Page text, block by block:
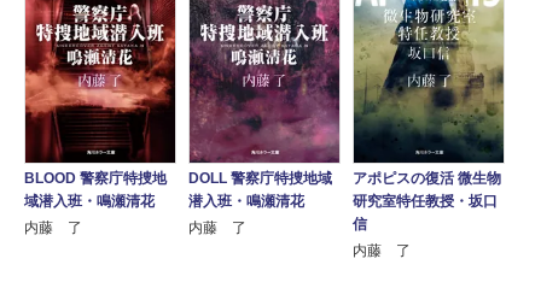
BLOOD 警察庁特捜地
域潜入班・鳴瀬清花
内藤 了
DOLL 警察庁特捜地域
潜入班・鳴瀬清花
内藤 了
アポピスの復活 微生物
研究室特任教授・坂口
信
内藤 了